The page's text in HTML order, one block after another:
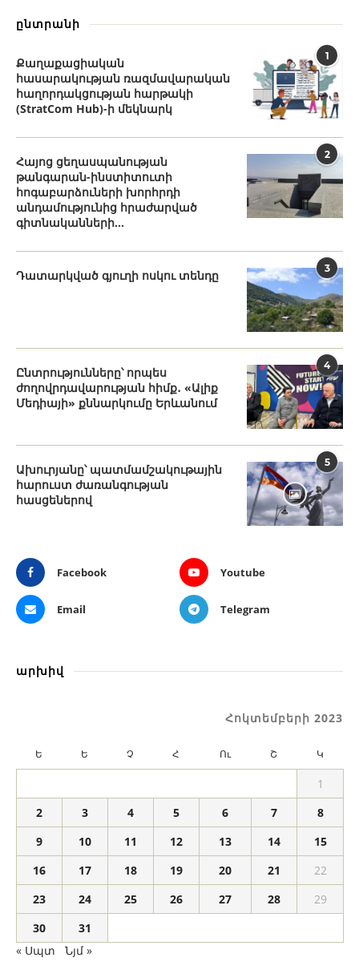
ընտրանի
1
Քաղաքացիական
հասարակության ռազմավարական
հաղորդակցության հարթակի
(StratCom Hub)-ի մեկնարկ
2
Հայոց ցեղասպանության
թանգարան-ինստիտուտի
հոգաբարձուների խորհրդի
անդամությունից հրաժարված
գիտնականների...
3
Դատարկված գյուղի ոսկու տենդը
4
Ընտրությունները՝ որպես
ժողովրդավարության հիմք․ «Ալիք
Մեդիայի» քննարկումը Երևանում
5
Ախուրյանը՝ պատմամշակութային
հարուստ ժառանգության
հասցեներով
Facebook Youtube
Email Telegram
արխիվ
Հոկտեմբերի 2023
Ե Ե Չ Հ Ու Շ Կ
1
2
3 4 5 6 7
8
9
10 11 12 13 14
15
16
17 18 19 20 21
22
23
24 25 26 27 28
29
30
31
« Սպտ
Նյմ »